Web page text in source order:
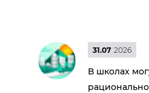
31.07 2026
В школах